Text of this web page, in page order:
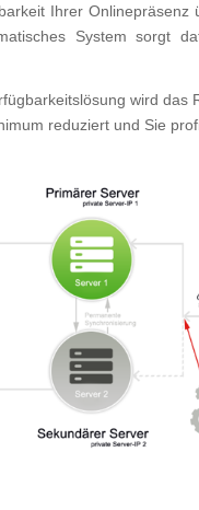
Ihrer
System sorgt
wird das
reduziert und Sie